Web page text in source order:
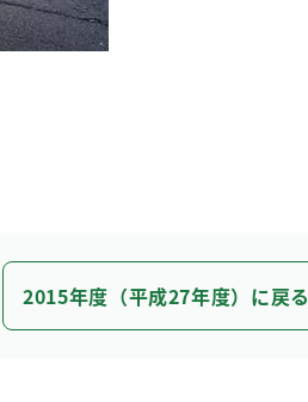
2015年度（平成27年度）に戻る